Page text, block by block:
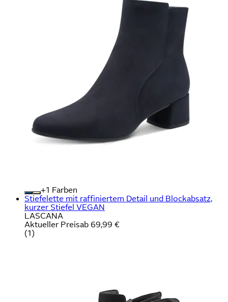
+
Farben
Stiefelette mit raffiniertem Detail und Blockabsatz,
kurzer Stiefel VEGAN
LASCANA
Aktueller Preisab 69,99 €
(1)